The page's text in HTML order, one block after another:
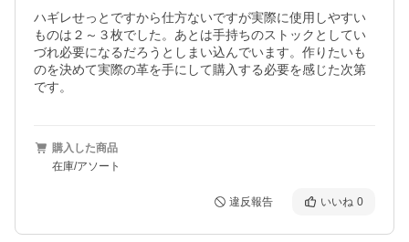
ハギレせっとですから仕方ないですが実際に使用しやすい
ものは２～３枚でした。あとは手持ちのストックとしてい
づれ必要になるだろうとしまい込んでいます。作りたいも
のを決めて実際の革を手にして購入する必要を感じた次第
です。
購入した商品
在庫/アソート
違反報告 いいね 0